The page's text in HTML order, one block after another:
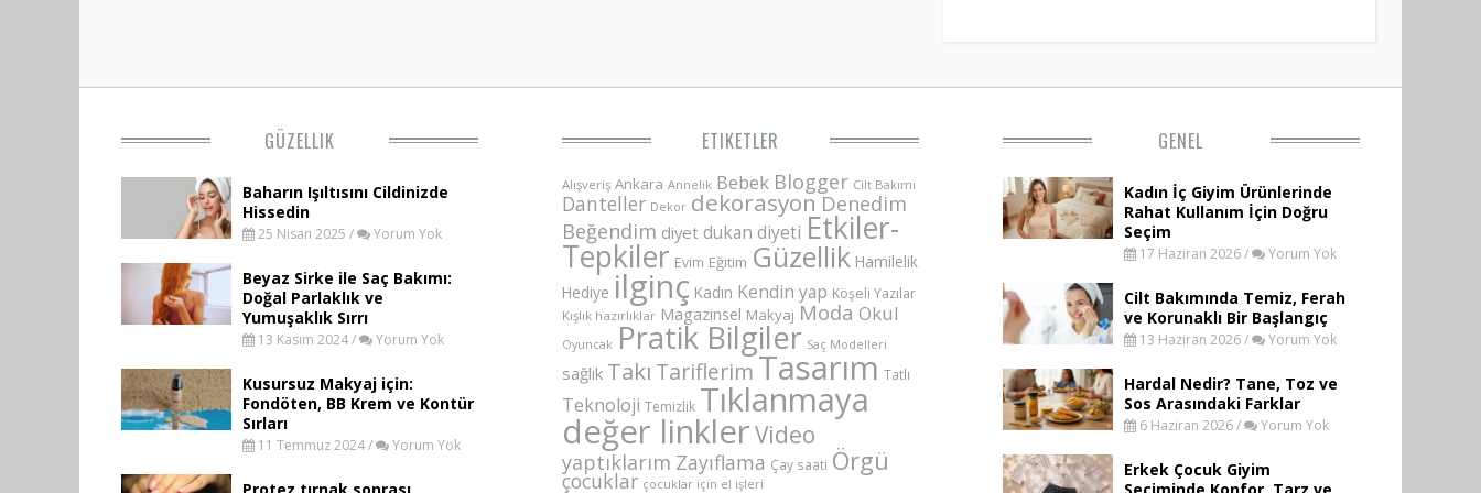
GÜZELLIK
Baharın Işıltısını Cildinizde
Hissedin
25 Nisan 2025 / Yorum Yok
Beyaz Sirke ile Saç Bakımı:
Doğal Parlaklık ve
Yumuşaklık Sırrı
13 Kasım 2024 / Yorum Yok
Kusursuz Makyaj için:
Fondöten, BB Krem ve Kontür
Sırları
11 Temmuz 2024 / Yorum Yok
ETIKETLER
Alışveriş Ankara Annelik Bebek Blogger Cilt Bakımı
Danteller Dekor dekorasyon Denedim
Beğendim diyet dukan diyeti Etkiler-
Tepkiler Evim Eğitim Güzellik Hamilelik
Hediye ilginç Kadın Kendin yap Köşeli Yazılar
Kışlık hazırlıklar Magazinsel Makyaj Moda Okul
Oyuncak Pratik Bilgiler Saç Modelleri
sağlık Takı Tariflerim Tasarım Tatlı
Teknoloji Temizlik Tıklanmaya
değer linklerVideo
yaptıklarım Zayıflama Çay saati Örgü
çocuklar çocuklar için el işleri
GENEL
Kadın İç Giyim Ürünlerinde
Rahat Kullanım İçin Doğru
Seçim
17 Haziran 2026 / Yorum Yok
Cilt Bakımında Temiz, Ferah
ve Korunaklı Bir Başlangıç
13 Haziran 2026 / Yorum Yok
Hardal Nedir? Tane, Toz ve
Sos Arasındaki Farklar
6 Haziran 2026 / Yorum Yok
Erkek Çocuk Giyim